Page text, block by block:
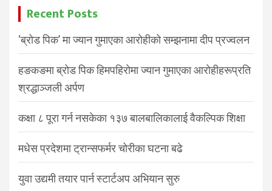
Recent Posts
‘ब्रोड पिक’ मा ज्यान गुमाएका आरोहीको सम्झनामा दीप प्रज्वलन
हङकङमा ब्रोड पिक हिमपहिरोमा ज्यान गुमाएका आरोहीहरूप्रति
श्रद्धाञ्जली अर्पण
कक्षा ८ पूरा गर्न नसकेका १३७ बालबालिकालाई वैकल्पिक शिक्षा
मधेस प्रदेशमा ट्रान्सफर्मर चोरीका घटना बढे
युवा उद्यमी तयार पार्न स्टार्टअप अभियान सुरु